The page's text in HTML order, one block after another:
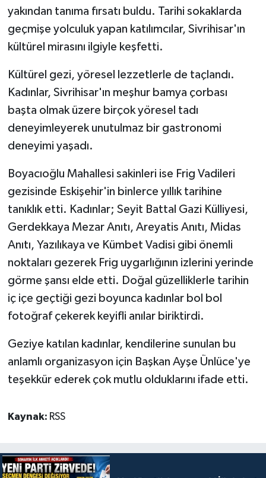
yakından tanıma fırsatı buldu. Tarihi sokaklarda
geçmişe yolculuk yapan katılımcılar, Sivrihisar'ın
kültürel mirasını ilgiyle keşfetti.
Kültürel gezi, yöresel lezzetlerle de taçlandı.
Kadınlar, Sivrihisar'ın meşhur bamya çorbası
başta olmak üzere birçok yöresel tadı
deneyimleyerek unutulmaz bir gastronomi
deneyimi yaşadı.
Boyacıoğlu Mahallesi sakinleri ise Frig Vadileri
gezisinde Eskişehir'in binlerce yıllık tarihine
tanıklık etti. Kadınlar; Seyit Battal Gazi Külliyesi,
Gerdekkaya Mezar Anıtı, Areyatis Anıtı, Midas
Anıtı, Yazılıkaya ve Kümbet Vadisi gibi önemli
noktaları gezerek Frig uygarlığının izlerini yerinde
görme şansı elde etti. Doğal güzelliklerle tarihin
iç içe geçtiği gezi boyunca kadınlar bol bol
fotoğraf çekerek keyifli anılar biriktirdi.
Geziye katılan kadınlar, kendilerine sunulan bu
anlamlı organizasyon için Başkan Ayşe Ünlüce'ye
teşekkür ederek çok mutlu olduklarını ifade etti.
Kaynak: RSS